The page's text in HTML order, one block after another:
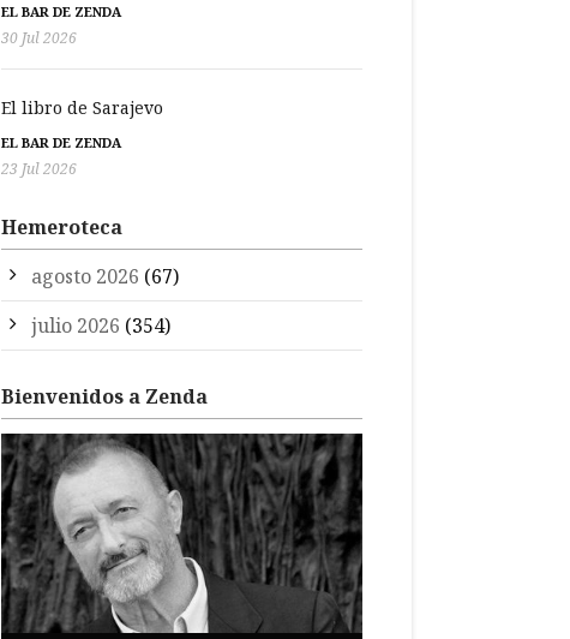
EL BAR DE ZENDA
30 Jul 2026
El libro de Sarajevo
EL BAR DE ZENDA
23 Jul 2026
Hemeroteca
agosto 2026 (67)
julio 2026 (354)
Bienvenidos a Zenda